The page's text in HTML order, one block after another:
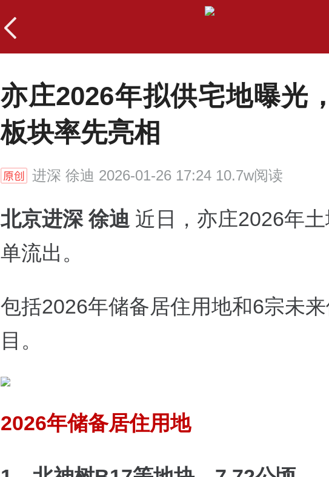
亦庄2026年拟供宅地曝光
板块率先亮相
进深 徐迪 2026-01-26 17:24 10.7w阅读
北京进深 徐迪 近日，亦庄2026年
单流出。
包括2026年储备居住用地和6宗未
目。
2026年储备居住用地